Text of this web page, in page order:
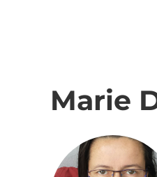
Marie